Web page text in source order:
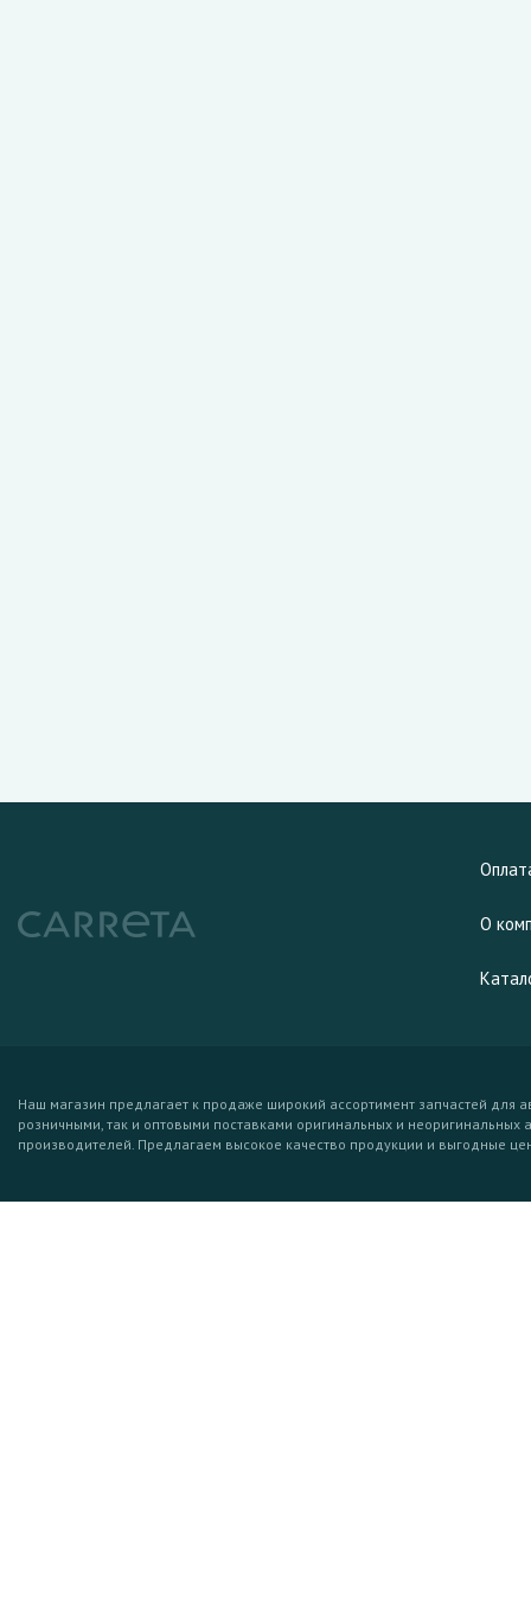
О
Наш магазин предлагает к продаже широкий ассортимент запчастей для
розничными, так и оптовыми поставками оригинальных и неоригинальных
производителей. Предлагаем высокое качество продукции и выгодные